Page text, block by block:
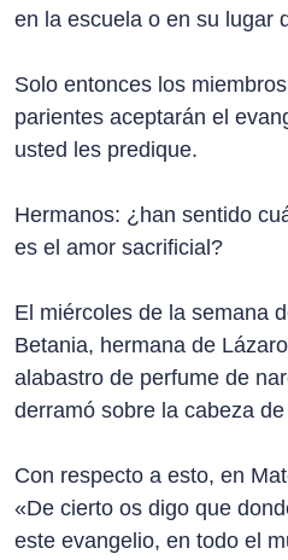
en la escuela o en su lugar
Solo entonces los
parientes aceptarán el
usted les predique.
Hermanos: ¿han sentido
es el amor sacrificial?
El miércoles de la semana
Betania, hermana de
alabastro de perfume de
derramó sobre la cabeza
Con respecto a esto, en
«De cierto os digo que
este evangelio, en todo el